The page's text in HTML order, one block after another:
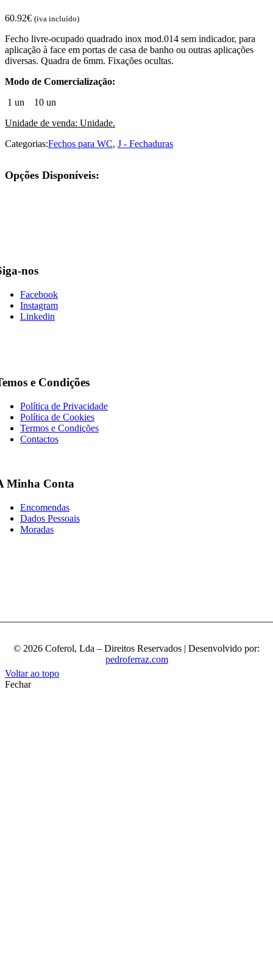
60.92€ (iva incluído)
Fecho livre-ocupado quadrado inox mod.014 sem indicador, para
aplicação à face em portas de casa de banho ou outras aplicações
diversas. Quadra de 6mm. Fixações ocultas.
Modo de Comercialização:
1 un
10 un
Unidade de venda: Unidade.
Categorias:Fechos para WC, J - Fechaduras
Opções Disponíveis:
nos
Facebook
Instagram
Linkedin
e Condições
Política de Privacidade
Política de Cookies
Termos e Condições
Contactos
Minha Conta
Encomendas
Dados Pessoais
Moradas
© 2026 Coferol, Lda – Direitos Reservados | Desenvolvido por:
pedroferraz.com
Voltar ao topo
Fechar